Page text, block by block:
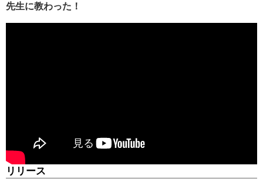
先生に教わった！
リリース